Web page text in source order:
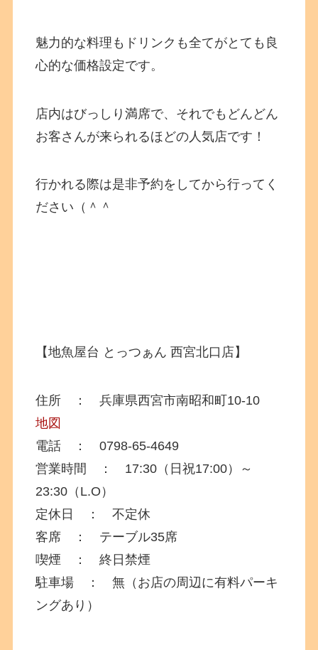
魅力的な料理もドリンクも全てがとても良
心的な価格設定です。
店内はびっしり満席で、それでもどんどん
お客さんが来られるほどの人気店です！
行かれる際は是非予約をしてから行ってく
ださい（＾＾
【地魚屋台 とっつぁん 西宮北口店】
住所 ： 兵庫県西宮市南昭和町10-10
地図
電話 ： 0798-65-4649
営業時間 ： 17:30（日祝17:00）～
23:30（L.O）
定休日 ： 不定休
客席 ： テーブル35席
喫煙 ： 終日禁煙
駐車場 ： 無（お店の周辺に有料パーキ
ングあり）